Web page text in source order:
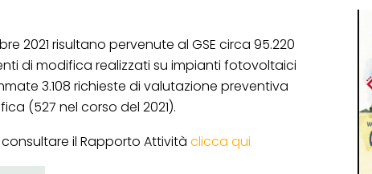
2021 risultano pervenute al GSE circa 95.220
di modifica realizzati su impianti fotovoltaici
3.108 richieste di valutazione preventiva
(527 nel corso del 2021).
il Rapporto Attività clicca qui